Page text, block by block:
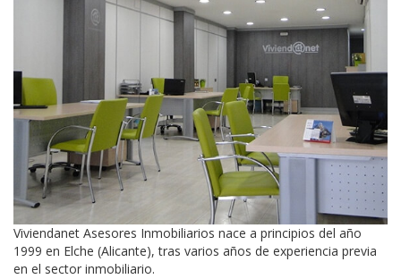
Viviendanet Asesores Inmobiliarios nace a principios del año
1999 en Elche (Alicante), tras varios años de experiencia previa
en el sector inmobiliario.